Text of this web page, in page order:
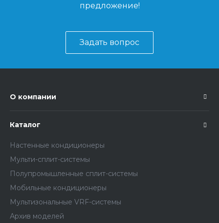
предложение!
Задать вопрос
О компании
Каталог
Настенные кондиционеры
Мульти-сплит-системы
Полупромышленные сплит-системы
Мобильные кондиционеры
Мультизональные VRF-системы
Архив моделей